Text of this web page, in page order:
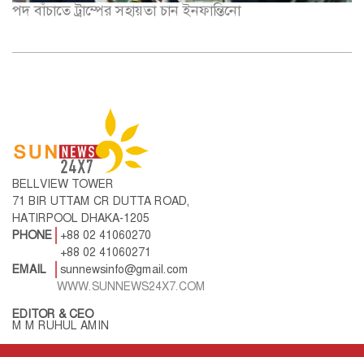
পদ বাঁচাতে ট্রাম্পের সহায়তা চান ইনফান্তিনো
BELLVIEW TOWER
71 BIR UTTAM CR DUTTA ROAD,
HATIRPOOL DHAKA-1205
PHONE
+88 02 41060270
+88 02 41060271
EMAIL
sunnewsinfo@gmail.com
WWW.SUNNEWS24X7.COM
EDITOR & CEO
M M RUHUL AMIN